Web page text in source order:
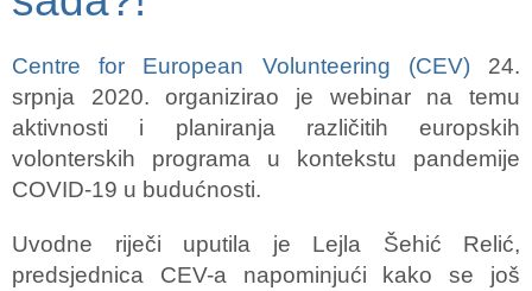
Centre for European Volunteering (CEV) 24.
srpnja 2020. organizirao je webinar na temu
aktivnosti i planiranja različitih europskih
volonterskih programa u kontekstu pandemije
COVID-19 u budućnosti.
Uvodne riječi uputila je Lejla Šehić Relić,
predsjednica CEV-a napominjući kako se još